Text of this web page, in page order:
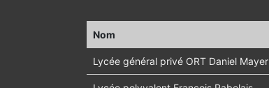
Nom
Lycée général privé ORT Daniel Mayer